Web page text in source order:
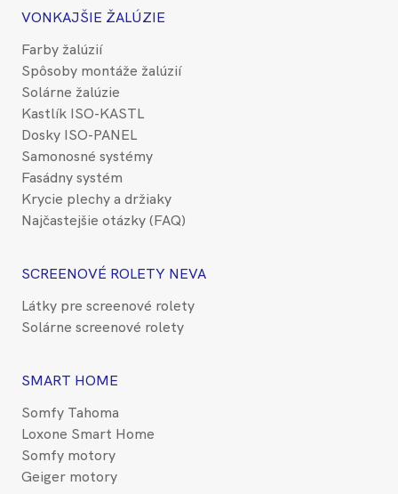
VONKAJŠIE ŽALÚZIE
Farby žalúzií
Spôsoby montáže žalúzií
Solárne žalúzie
Kastlík ISO-KASTL
Dosky ISO-PANEL
Samonosné systémy
Fasádny systém
Krycie plechy a držiaky
Najčastejšie otázky (FAQ)
SCREENOVÉ ROLETY NEVA
Látky pre screenové rolety
Solárne screenové rolety
SMART HOME
Somfy Tahoma
Loxone Smart Home
Somfy motory
Geiger motory